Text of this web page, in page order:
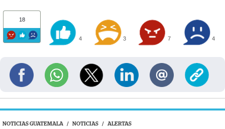
18
4 3 7 4
NOTICIAS GUATEMALA / NOTICIAS / ALERTAS